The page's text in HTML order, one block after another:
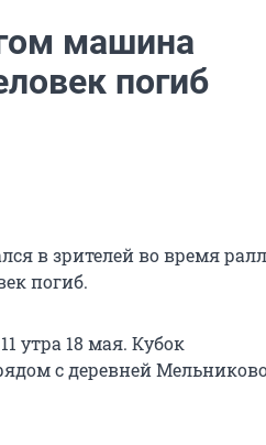
машина
погиб
в зрителей во время
погиб.
утра 18 мая. Кубок
с деревней